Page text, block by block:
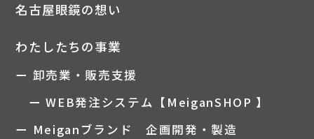
名古屋眼鏡の想い
わたしたちの事業
ー 卸売業・販売支援
ー WEB発注システム【MeiganSHOP 】
ー Meiganブランド 企画開発・製造